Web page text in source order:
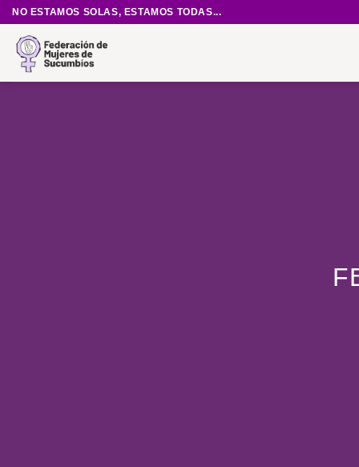
Saltar
contenido
NO ESTAMOS SOLAS, ESTAMOS TODAS...